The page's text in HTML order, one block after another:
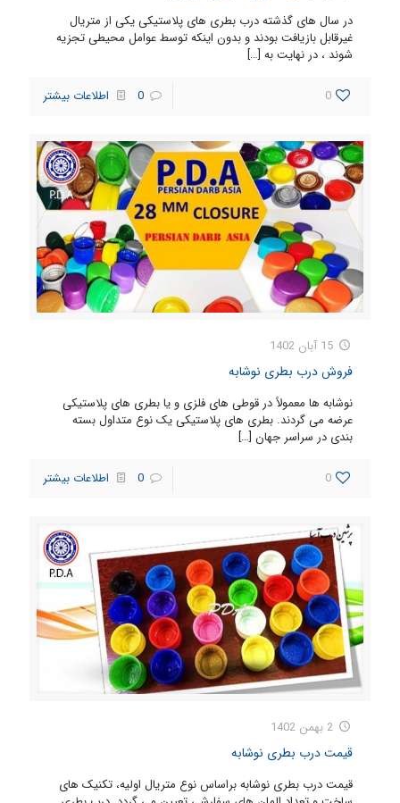
در سال های گذشته درب بطری های پلاستیکی یکی از متریال
غیرقابل بازیافت بودند و بدون اینکه توسط عوامل محیطی تجزیه
شوند ، در نهایت به […]
0
0 اطلاعات بیشتر
15 آبان 1402
فروش درب بطری نوشابه
نوشابه ها معمولاً در قوطی های فلزی و یا بطری های پلاستیکی
عرضه می گردند. بطری های پلاستیکی یک نوع متداول بسته
بندی در سراسر جهان […]
0
0 اطلاعات بیشتر
2 بهمن 1402
قیمت درب بطری نوشابه
قیمت درب بطری نوشابه براساس نوع متریال اولیه، تکنیک های